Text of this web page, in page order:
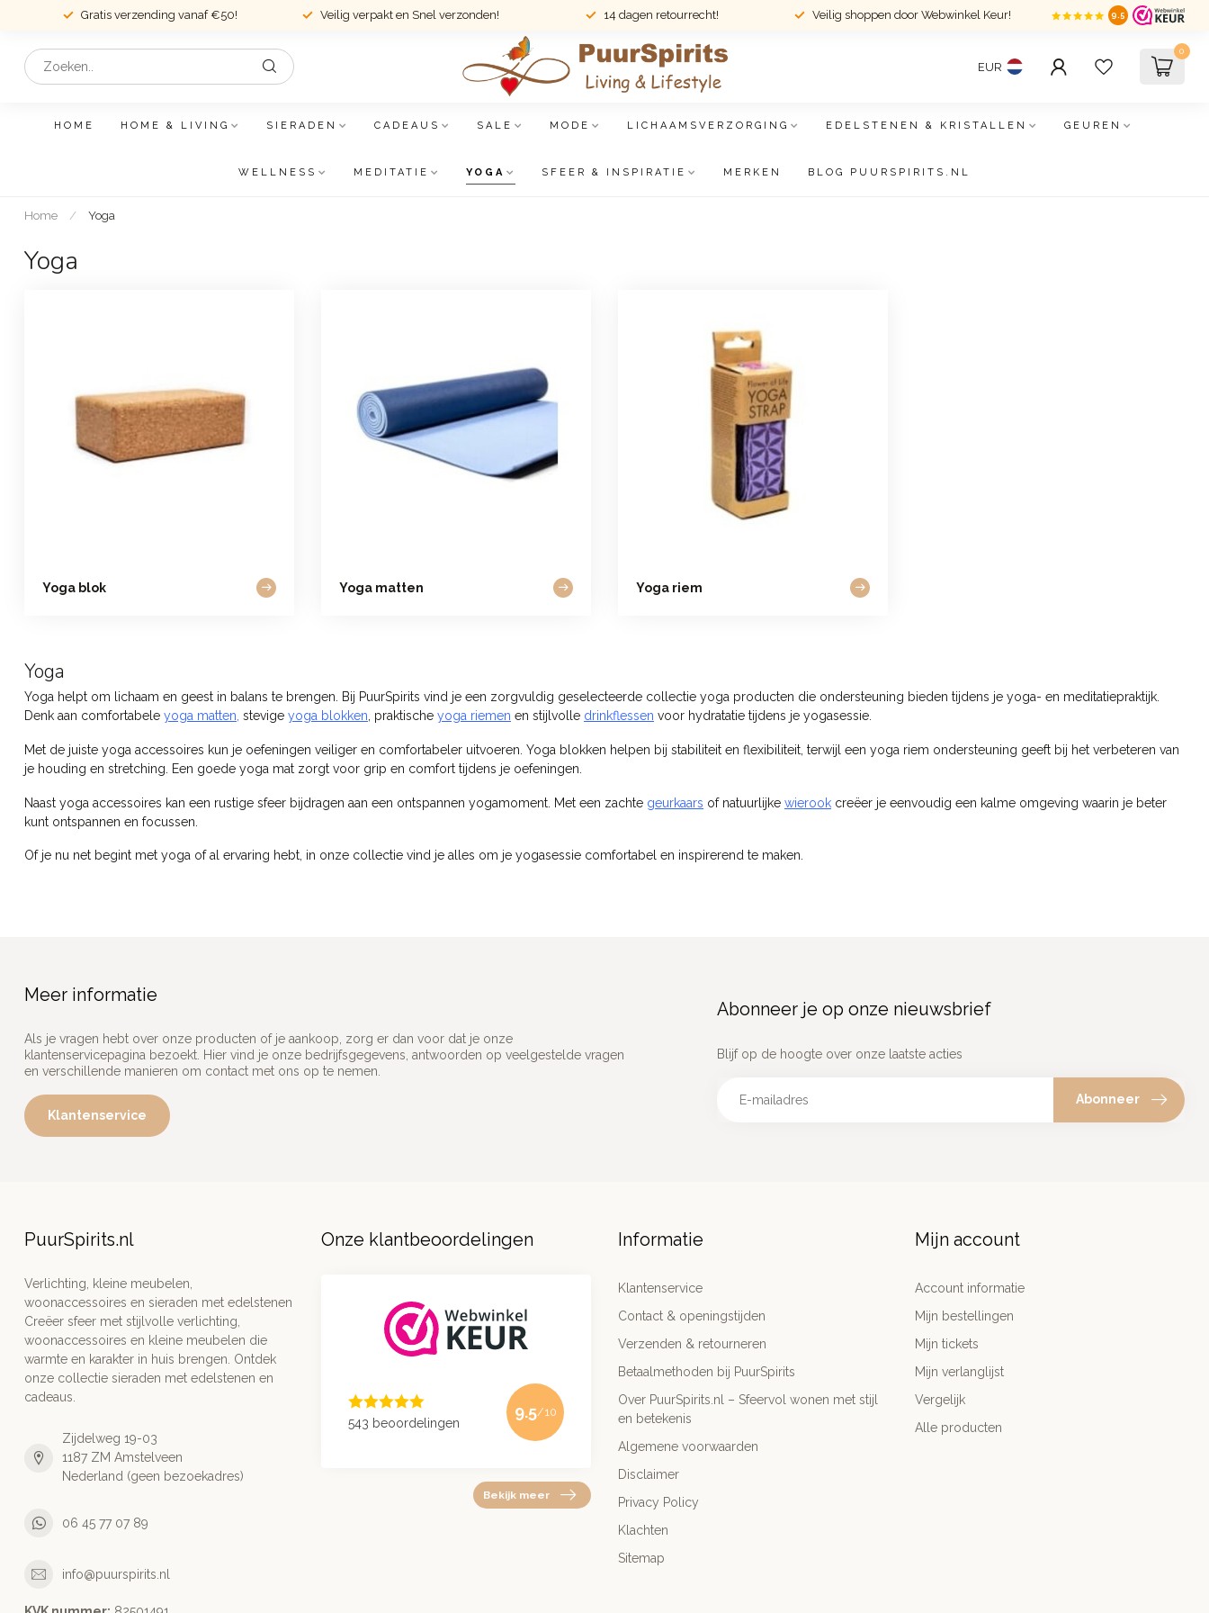
Gratis verzending vanaf €50! Veilig verpakt en Snel verzonden! 14 dagen retourrecht! Veilig shoppen door Webwinkel Keur! 9.5
EUR
0
HOME HOME & LIVING SIERADEN CADEAUS SALE MODE LICHAAMSVERZORGING EDELSTENEN & KRISTALLEN GEUREN
WELLNESS MEDITATIE YOGA SFEER & INSPIRATIE MERKEN BLOG PUURSPIRITS.NL
Home / Yoga
Yoga
Yoga blok Yoga matten Yoga riem
Yoga
Yoga helpt om lichaam en geest in balans te brengen. Bij PuurSpirits vind je een zorgvuldig geselecteerde collectie yoga producten die ondersteuning bieden tijdens je yoga- en meditatiepraktijk.
Denk aan comfortabele yoga matten, stevige yoga blokken , praktische yoga riemen en stijlvolle drinkflessen voor hydratatie tijdens je yogasessie.
Met de juiste yoga accessoires kun je oefeningen veiliger en comfortabeler uitvoeren. Yoga blokken helpen bij stabiliteit en flexibiliteit, terwijl een yoga riem ondersteuning geeft bij het verbeteren van
je houding en stretching. Een goede yoga mat zorgt voor grip en comfort tijdens je oefeningen.
Naast yoga accessoires kan een rustige sfeer bijdragen aan een ontspannen yogamoment. Met een zachte geurkaars of natuurlijke wierook creëer je eenvoudig een kalme omgeving waarin je beter
kunt ontspannen en focussen.
Of je nu net begint met yoga of al ervaring hebt, in onze collectie vind je alles om je yogasessie comfortabel en inspirerend te maken.
Meer informatie
Als je vragen hebt over onze producten of je aankoop, zorg er dan voor dat je onze
klantenservicepagina bezoekt. Hier vind je onze bedrijfsgegevens, antwoorden op veelgestelde vragen
en verschillende manieren om contact met ons op te nemen.
Klantenservice
Abonneer je op onze nieuwsbrief
Blijf op de hoogte over onze laatste acties
Abonneer
PuurSpirits.nl
Verlichting, kleine meubelen,
woonaccessoires en sieraden met edelstenen
Creëer sfeer met stijlvolle verlichting,
woonaccessoires en kleine meubelen die
warmte en karakter in huis brengen. Ontdek
onze collectie sieraden met edelstenen en
cadeaus.
Zijdelweg 19-03
1187 ZM Amstelveen
Nederland (geen bezoekadres)
06 45 77 07 89
info@puurspirits.nl
Onze klantbeoordelingen
543 beoordelingen
9.5/10
Bekijk meer
Informatie
Klantenservice
Contact & openingstijden
Verzenden & retourneren
Betaalmethoden bij PuurSpirits
Over PuurSpirits.nl – Sfeervol wonen met stijl
en betekenis
Algemene voorwaarden
Disclaimer
Privacy Policy
Klachten
Sitemap
Mijn account
Account informatie
Mijn bestellingen
Mijn tickets
Mijn verlanglijst
Vergelijk
Alle producten